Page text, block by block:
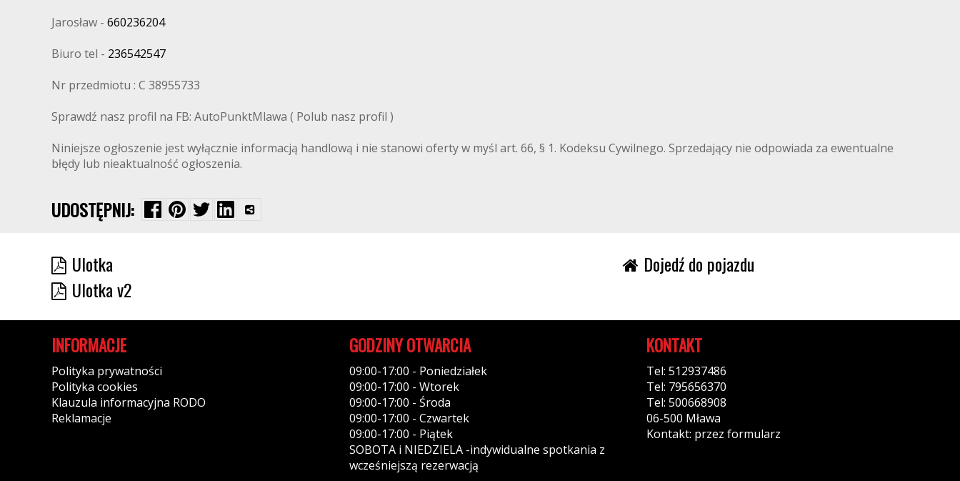
Jarosław - 660236204
Biuro tel - 236542547
Nr przedmiotu : C 38955733
Sprawdź nasz profil na FB: AutoPunktMlawa ( Polub nasz profil )
Niniejsze ogłoszenie jest wyłącznie informacją handlową i nie stanowi oferty w myśl art. 66, § 1. Kodeksu Cywilnego. Sprzedający nie odpowiada za ewentualne
błędy lub nieaktualność ogłoszenia.
UDOSTĘPNIJ:
Ulotka
Ulotka v2
Dojedź do pojazdu
INFORMACJE
Polityka prywatności
Polityka cookies
Klauzula informacyjna RODO
Reklamacje
GODZINY OTWARCIA
09:00-17:00 - Poniedziałek
09:00-17:00 - Wtorek
09:00-17:00 - Środa
09:00-17:00 - Czwartek
09:00-17:00 - Piątek
SOBOTA i NIEDZIELA -indywidualne spotkania z
wcześniejszą rezerwacją
KONTAKT
Tel: 512937486
Tel: 795656370
Tel: 500668908
06-500 Mława
Kontakt: przez formularz